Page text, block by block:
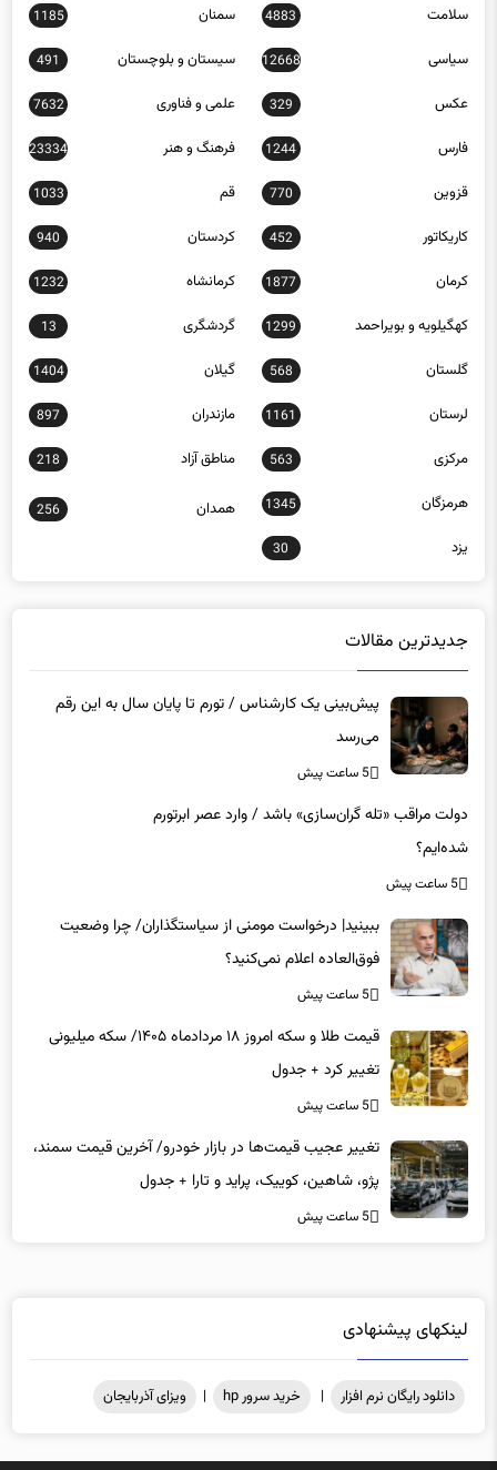
زنجان 653 سبک زندگی 397
سلامت 4883 سمنان 1185
سیاسی 12668 سیستان و بلوچستان 491
عکس 329 علمی و فناوری 7632
فارس 1244 فرهنگ و هنر 23334
قزوین 770 قم 1033
کاریکاتور 452 کردستان 940
کرمان 1877 کرمانشاه 1232
کهگیلویه و بویراحمد 1299 گردشگری 13
گلستان 568 گیلان 1404
لرستان 1161 مازندران 897
مرکزی 563
218
1345
جدیدترین مقالات
پیش‌بینی یک کارشناس / تورم تا پایان سال به این رقم
می‌رسد
دولت مراقب «تله گران‌سازی» باشد / وارد عصر ابرتورم
شده‌ایم؟
5 ساعت پیش
ببینید| درخواست مومنی از سیاستگذاران/ چرا وضعیت
فوق‌العاده اعلام نمی‌کنید؟
تغییر کرد + جدول
تغییر عجیب قیمت‌ها در بازار خودرو/ آخرین قیمت سمند،
پژو، شاهین، کوییک، پراید و تارا + جدول
لینکهای پیشنهادی